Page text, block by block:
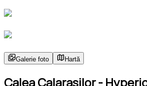
Galerie foto Hartă
Calea Calarasilor -